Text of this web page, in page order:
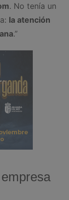
. No tenía un
la atención
.”